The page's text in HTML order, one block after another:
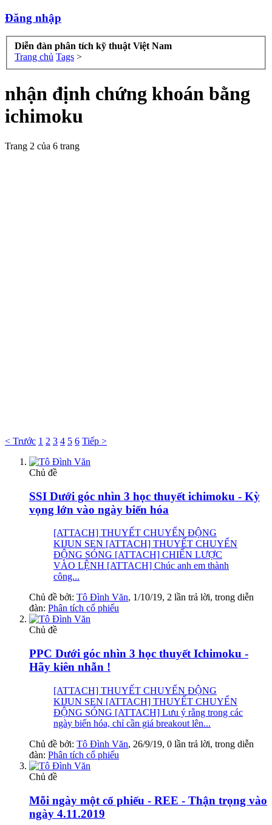
Đăng nhập
Diễn đàn phân tích kỹ thuật Việt Nam
Trang chủ Tags >
nhận định chứng khoán bằng
ichimoku
Trang 2 của 6 trang
< Trước 1 2 3 4 5 6 Tiếp >
Chủ đề
SSI Dưới góc nhìn 3 học thuyết ichimoku - Kỳ
vọng lớn vào ngày biến hóa
[ATTACH] THUYẾT CHUYỂN ĐỘNG
KIJUN SEN [ATTACH] THUYẾT CHUYỂN
ĐỘNG SÓNG [ATTACH] CHIẾN LƯỢC
VÀO LỆNH [ATTACH] Chúc anh em thành
công...
Chủ đề bởi: Tô Đình Văn, 1/10/19, 2 lần trả lời, trong diễn
đàn: Phân tích cổ phiếu
Chủ đề
PPC Dưới góc nhìn 3 học thuyết Ichimoku -
Hãy kiên nhẫn !
[ATTACH] THUYẾT CHUYỂN ĐỘNG
KIJUN SEN [ATTACH] THUYẾT CHUYỂN
ĐỘNG SÓNG [ATTACH] Lưu ý rằng trong các
ngày biến hóa, chỉ cần giá breakout lên...
Chủ đề bởi: Tô Đình Văn, 26/9/19, 0 lần trả lời, trong diễn
đàn: Phân tích cổ phiếu
Chủ đề
Mỗi ngày một cổ phiếu - REE - Thận trọng vào
ngày 4.11.2019